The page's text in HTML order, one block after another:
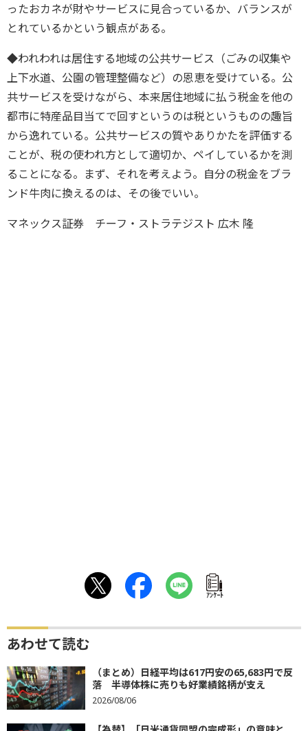
ったおカネが財やサービスに見合っているか、バランスが
とれているかという観点がある。
◆われわれは居住する地域の公共サービス（ごみの収集や
上下水道、公園の管理整備など）の恩恵を受けている。公
共サービスを受けながら、本来居住地域に払う税金を他の
都市に特産品目当てで回すというのは税というものの趣旨
から逸れている。公共サービスの質やありかたを評価する
ことが、税の使われ方として適切か、ペイしているかを測
ることになる。まず、それを考えよう。自分の税金をブラ
ンド牛肉に換えるのは、その後でいい。
マネックス証券 チーフ・ストラテジスト 広木 隆
ｱﾝｹｰﾄ
あわせて読む
（まとめ）日経平均は617円安の65,683円で反
落 半導体株に売りも好業績銘柄が支え
2026/08/06